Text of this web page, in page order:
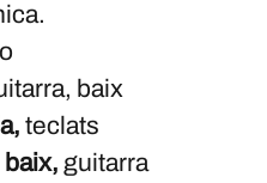
baix
teclats
baix, guitarra